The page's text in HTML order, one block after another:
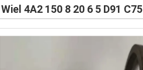
4A2 150 8 20 6 5 D91